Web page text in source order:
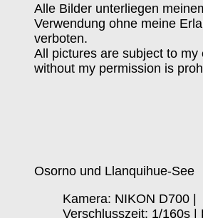
Alle Bilder unterliegen
Verwendung ohne meine
verboten.
All pictures are subject to my
without my permission is
Osorno und Llanquihue-See
Kamera: NIKON D700 |
Verschlusszeit: 1/160s |